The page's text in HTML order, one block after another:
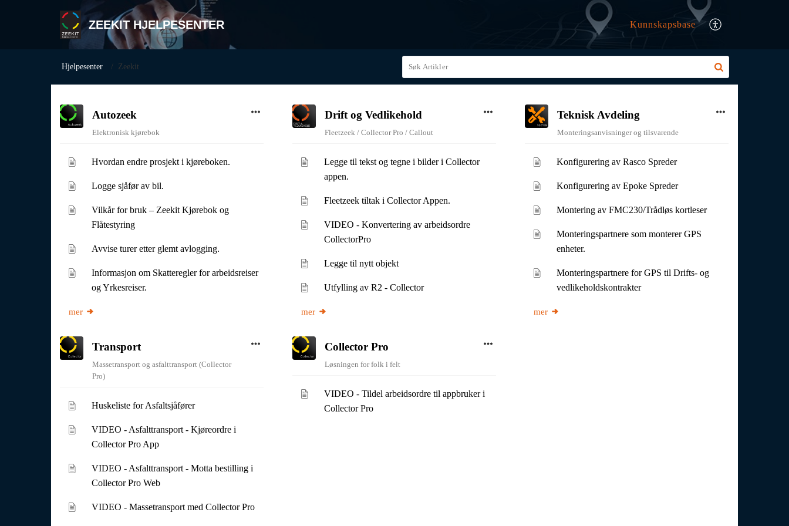
ZEEKIT HJELPESENTER Kunnskapsbase
Hjelpesenter Zeekit
Autozeek
Elektronisk kjørebok
Hvordan endre prosjekt i kjøreboken.
Logge sjåfør av bil.
Vilkår for bruk – Zeekit Kjørebok og
Flåtestyring
Avvise turer etter glemt avlogging.
Informasjon om Skatteregler for arbeidsreiser
og Yrkesreiser.
mer
Drift og Vedlikehold
Fleetzeek / Collector Pro / Callout
Legge til tekst og tegne i bilder i Collector
appen.
Fleetzeek tiltak i Collector Appen.
VIDEO - Konvertering av arbeidsordre
CollectorPro
Legge til nytt objekt
Utfylling av R2 - Collector
mer
Teknisk Avdeling
Monteringsanvisninger og tilsvarende
Konfigurering av Rasco Spreder
Konfigurering av Epoke Spreder
Montering av FMC230/Trådløs kortleser
Monteringspartnere som monterer GPS
enheter.
Monteringspartnere for GPS til Drifts- og
vedlikeholdskontrakter
mer
Transport
Massetransport og asfalttransport (Collector
Pro)
Huskeliste for Asfaltsjåfører
VIDEO - Asfalttransport - Kjøreordre i
Collector Pro App
VIDEO - Asfalttransport - Motta bestilling i
Collector Pro Web
VIDEO - Massetransport med Collector Pro
Collector Pro
Løsningen for folk i felt
VIDEO - Tildel arbeidsordre til appbruker i
Collector Pro